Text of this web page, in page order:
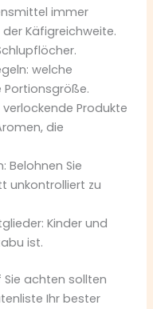
immer
Käfigreichweite.
welche
Produkte
die
Belohnen Sie
unkontrolliert zu
Kinder und
ist.
achten sollten
Ihr bester